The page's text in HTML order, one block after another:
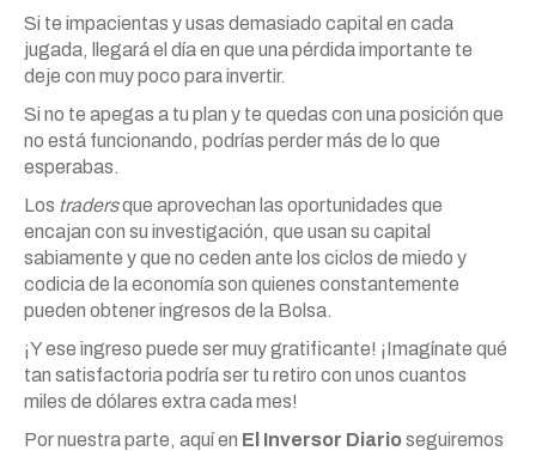
Si te impacientas y usas demasiado capital en cada
jugada, llegará el día en que una pérdida importante te
deje con muy poco para invertir.
Si no te apegas a tu plan y te quedas con una posición que
no está funcionando, podrías perder más de lo que
esperabas.
Los tradersque aprovechan las oportunidades que
encajan con su investigación, que usan su capital
sabiamente y que no ceden ante los ciclos de miedo y
codicia de la economía son quienes constantemente
pueden obtener ingresos de la Bolsa.
¡Y ese ingreso puede ser muy gratificante! ¡Imagínate qué
tan satisfactoria podría ser tu retiro con unos cuantos
miles de dólares extra cada mes!
Por nuestra parte, aquí en El Inversor Diarioseguiremos